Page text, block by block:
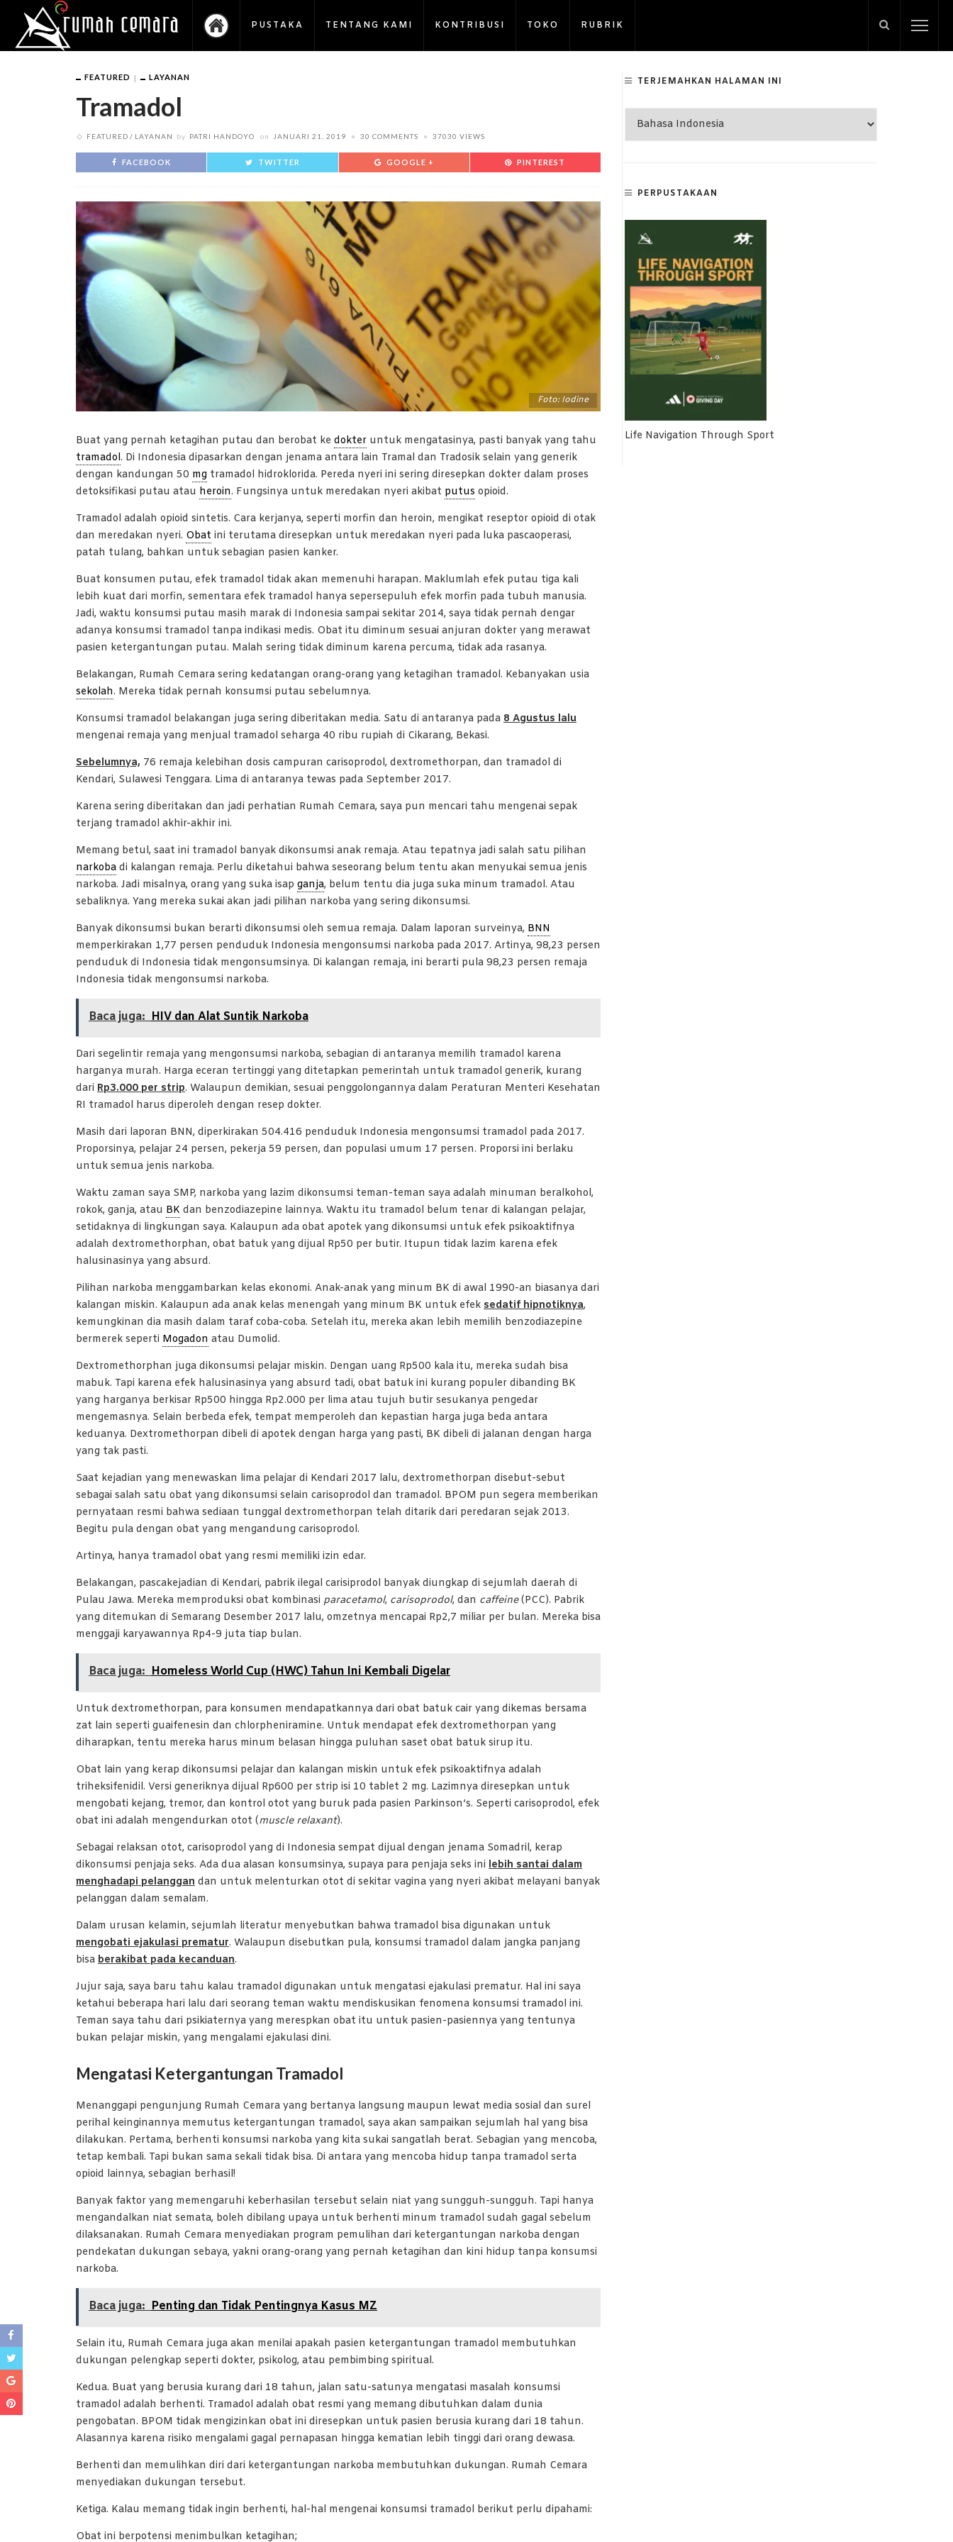
PUSTAKA TENTANG KAMI KONTRIBUSI TOKO RUBRIK
FEATURED LAYANAN
Tramadol
FEATURED LAYANAN by PATRI HANDOYO on JANUARI 21, 2019 30 COMMENTS 37030 VIEWS
FACEBOOK TWITTER GOOGLE + PINTEREST
Foto: Iodine
Buat yang pernah ketagihan putau dan berobat ke dokter untuk mengatasinya, pasti banyak yang tahu
tramadol. Di Indonesia dipasarkan dengan jenama antara lain Tramal dan Tradosik selain yang generik
dengan kandungan 50 mg tramadol hidroklorida. Pereda nyeri ini sering diresepkan dokter dalam proses
detoksifikasi putau atau heroin. Fungsinya untuk meredakan nyeri akibat putus opioid.
Tramadol adalah opioid sintetis. Cara kerjanya, seperti morfin dan heroin, mengikat reseptor opioid di otak
dan meredakan nyeri. Obat ini terutama diresepkan untuk meredakan nyeri pada luka pascaoperasi,
patah tulang, bahkan untuk sebagian pasien kanker.
Buat konsumen putau, efek tramadol tidak akan memenuhi harapan. Maklumlah efek putau tiga kali
lebih kuat dari morfin, sementara efek tramadol hanya sepersepuluh efek morfin pada tubuh manusia.
Jadi, waktu konsumsi putau masih marak di Indonesia sampai sekitar 2014, saya tidak pernah dengar
adanya konsumsi tramadol tanpa indikasi medis. Obat itu diminum sesuai anjuran dokter yang merawat
pasien ketergantungan putau. Malah sering tidak diminum karena percuma, tidak ada rasanya.
Belakangan, Rumah Cemara sering kedatangan orang-orang yang ketagihan tramadol. Kebanyakan usia
sekolah. Mereka tidak pernah konsumsi putau sebelumnya.
Konsumsi tramadol belakangan juga sering diberitakan media. Satu di antaranya pada 8 Agustus lalu
mengenai remaja yang menjual tramadol seharga 40 ribu rupiah di Cikarang, Bekasi.
Sebelumnya, 76 remaja kelebihan dosis campuran carisoprodol, dextromethorpan, dan tramadol di
Kendari, Sulawesi Tenggara. Lima di antaranya tewas pada September 2017.
Karena sering diberitakan dan jadi perhatian Rumah Cemara, saya pun mencari tahu mengenai sepak
terjang tramadol akhir-akhir ini.
Memang betul, saat ini tramadol banyak dikonsumsi anak remaja. Atau tepatnya jadi salah satu pilihan
narkoba di kalangan remaja. Perlu diketahui bahwa seseorang belum tentu akan menyukai semua jenis
narkoba. Jadi misalnya, orang yang suka isap ganja, belum tentu dia juga suka minum tramadol. Atau
sebaliknya. Yang mereka sukai akan jadi pilihan narkoba yang sering dikonsumsi.
Banyak dikonsumsi bukan berarti dikonsumsi oleh semua remaja. Dalam laporan surveinya, BNN
memperkirakan 1,77 persen penduduk Indonesia mengonsumsi narkoba pada 2017. Artinya, 98,23 persen
penduduk di Indonesia tidak mengonsumsinya. Di kalangan remaja, ini berarti pula 98,23 persen remaja
Indonesia tidak mengonsumsi narkoba.
Baca juga: HIV dan Alat Suntik Narkoba
Dari segelintir remaja yang mengonsumsi narkoba, sebagian di antaranya memilih tramadol karena
harganya murah. Harga eceran tertinggi yang ditetapkan pemerintah untuk tramadol generik, kurang
dari Rp3.000 per strip. Walaupun demikian, sesuai penggolongannya dalam Peraturan Menteri Kesehatan
RI tramadol harus diperoleh dengan resep dokter.
Masih dari laporan BNN, diperkirakan 504.416 penduduk Indonesia mengonsumsi tramadol pada 2017.
Proporsinya, pelajar 24 persen, pekerja 59 persen, dan populasi umum 17 persen. Proporsi ini berlaku
untuk semua jenis narkoba.
Waktu zaman saya SMP, narkoba yang lazim dikonsumsi teman-teman saya adalah minuman beralkohol,
rokok, ganja, atau BK dan benzodiazepine lainnya. Waktu itu tramadol belum tenar di kalangan pelajar,
setidaknya di lingkungan saya. Kalaupun ada obat apotek yang dikonsumsi untuk efek psikoaktifnya
adalah dextromethorphan, obat batuk yang dijual Rp50 per butir. Itupun tidak lazim karena efek
halusinasinya yang absurd.
Pilihan narkoba menggambarkan kelas ekonomi. Anak-anak yang minum BK di awal 1990-an biasanya dari
kalangan miskin. Kalaupun ada anak kelas menengah yang minum BK untuk efek sedatif hipnotiknya,
kemungkinan dia masih dalam taraf coba-coba. Setelah itu, mereka akan lebih memilih benzodiazepine
bermerek seperti Mogadon atau Dumolid.
Dextromethorphan juga dikonsumsi pelajar miskin. Dengan uang Rp500 kala itu, mereka sudah bisa
mabuk. Tapi karena efek halusinasinya yang absurd tadi, obat batuk ini kurang populer dibanding BK
yang harganya berkisar Rp500 hingga Rp2.000 per lima atau tujuh butir sesukanya pengedar
mengemasnya. Selain berbeda efek, tempat memperoleh dan kepastian harga juga beda antara
keduanya. Dextromethorpan dibeli di apotek dengan harga yang pasti, BK dibeli di jalanan dengan harga
yang tak pasti.
Saat kejadian yang menewaskan lima pelajar di Kendari 2017 lalu, dextromethorpan disebut-sebut
sebagai salah satu obat yang dikonsumsi selain carisoprodol dan tramadol. BPOM pun segera memberikan
pernyataan resmi bahwa sediaan tunggal dextromethorpan telah ditarik dari peredaran sejak 2013.
Begitu pula dengan obat yang mengandung carisoprodol.
Artinya, hanya tramadol obat yang resmi memiliki izin edar.
Belakangan, pascakejadian di Kendari, pabrik ilegal carisiprodol banyak diungkap di sejumlah daerah di
Pulau Jawa. Mereka memproduksi obat kombinasi paracetamol, carisoprodol, dan caffeine(PCC). Pabrik
yang ditemukan di Semarang Desember 2017 lalu, omzetnya mencapai Rp2,7 miliar per bulan. Mereka bisa
menggaji karyawannya Rp4-9 juta tiap bulan.
Baca juga: Homeless World Cup (HWC) Tahun Ini Kembali Digelar
Untuk dextromethorpan, para konsumen mendapatkannya dari obat batuk cair yang dikemas bersama
zat lain seperti guaifenesin dan chlorpheniramine. Untuk mendapat efek dextromethorpan yang
diharapkan, tentu mereka harus minum belasan hingga puluhan saset obat batuk sirup itu.
Obat lain yang kerap dikonsumsi pelajar dan kalangan miskin untuk efek psikoaktifnya adalah
triheksifenidil. Versi generiknya dijual Rp600 per strip isi 10 tablet 2 mg. Lazimnya diresepkan untuk
mengobati kejang, tremor, dan kontrol otot yang buruk pada pasien Parkinson’s. Seperti carisoprodol, efek
obat ini adalah mengendurkan otot (muscle relaxant).
Sebagai relaksan otot, carisoprodol yang di Indonesia sempat dijual dengan jenama Somadril, kerap
dikonsumsi penjaja seks. Ada dua alasan konsumsinya, supaya para penjaja seks ini lebih santai dalam
menghadapi pelanggan dan untuk melenturkan otot di sekitar vagina yang nyeri akibat melayani banyak
pelanggan dalam semalam.
Dalam urusan kelamin, sejumlah literatur menyebutkan bahwa tramadol bisa digunakan untuk
mengobati ejakulasi prematur. Walaupun disebutkan pula, konsumsi tramadol dalam jangka panjang
bisa berakibat pada kecanduan.
Jujur saja, saya baru tahu kalau tramadol digunakan untuk mengatasi ejakulasi prematur. Hal ini saya
ketahui beberapa hari lalu dari seorang teman waktu mendiskusikan fenomena konsumsi tramadol ini.
Teman saya tahu dari psikiaternya yang merespkan obat itu untuk pasien-pasiennya yang tentunya
bukan pelajar miskin, yang mengalami ejakulasi dini.
Mengatasi Ketergantungan Tramadol
Menanggapi pengunjung Rumah Cemara yang bertanya langsung maupun lewat media sosial dan surel
perihal keinginannya memutus ketergantungan tramadol, saya akan sampaikan sejumlah hal yang bisa
dilakukan. Pertama, berhenti konsumsi narkoba yang kita sukai sangatlah berat. Sebagian yang mencoba,
tetap kembali. Tapi bukan sama sekali tidak bisa. Di antara yang mencoba hidup tanpa tramadol serta
opioid lainnya, sebagian berhasil!
Banyak faktor yang memengaruhi keberhasilan tersebut selain niat yang sungguh-sungguh. Tapi hanya
mengandalkan niat semata, boleh dibilang upaya untuk berhenti minum tramadol sudah gagal sebelum
dilaksanakan. Rumah Cemara menyediakan program pemulihan dari ketergantungan narkoba dengan
pendekatan dukungan sebaya, yakni orang-orang yang pernah ketagihan dan kini hidup tanpa konsumsi
narkoba.
Baca juga: Penting dan Tidak Pentingnya Kasus MZ
Selain itu, Rumah Cemara juga akan menilai apakah pasien ketergantungan tramadol membutuhkan
dukungan pelengkap seperti dokter, psikolog, atau pembimbing spiritual.
Kedua. Buat yang berusia kurang dari 18 tahun, jalan satu-satunya mengatasi masalah konsumsi
tramadol adalah berhenti. Tramadol adalah obat resmi yang memang dibutuhkan dalam dunia
pengobatan. BPOM tidak mengizinkan obat ini diresepkan untuk pasien berusia kurang dari 18 tahun.
Alasannya karena risiko mengalami gagal pernapasan hingga kematian lebih tinggi dari orang dewasa.
Berhenti dan memulihkan diri dari ketergantungan narkoba membutuhkan dukungan. Rumah Cemara
menyediakan dukungan tersebut.
Ketiga. Kalau memang tidak ingin berhenti, hal-hal mengenai konsumsi tramadol berikut perlu dipahami:
Obat ini berpotensi menimbulkan ketagihan;
TERJEMAHKAN HALAMAN INI
PERPUSTAKAAN
Life Navigation Through Sport